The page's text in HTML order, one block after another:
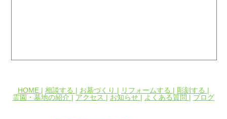
HOME | 相談する | お墓づくり | リフォームする | 彫刻する |
霊園・墓地の紹介 | アクセス | お知らせ | よくある質問 | ブログ